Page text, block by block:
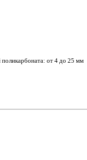
поликарбоната: от 4 до 25 мм